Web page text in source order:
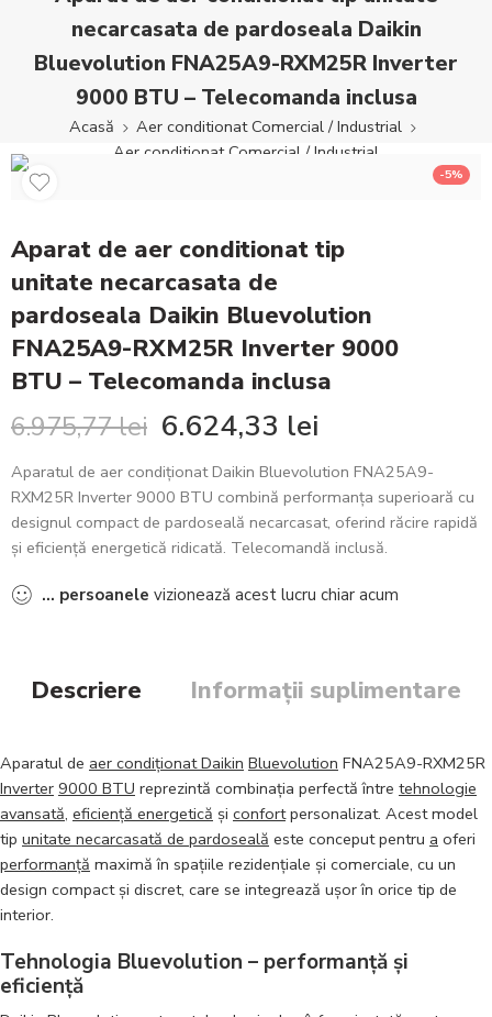
necarcasata de pardoseala Daikin
Bluevolution FNA25A9-RXM25R Inverter
9000 BTU – Telecomanda inclusa
Acasă
Aer conditionat Comercial / Industrial
Aer conditionat Comercial / Industrial
-5%
Aparat de aer conditionat tip
unitate necarcasata de
pardoseala Daikin Bluevolution
FNA25A9-RXM25R Inverter 9000
BTU – Telecomanda inclusa
6.975,77lei 6.624,33 lei
Aparatul de aer condiționat Daikin Bluevolution FNA25A9-
RXM25R Inverter 9000 BTU combină performanța superioară cu
designul compact de pardoseală necarcasat, oferind răcire rapidă
și eficiență energetică ridicată. Telecomandă inclusă.
... persoanele vizionează acest lucru chiar acum
Descriere Informații suplimentare
Aparatul de aer condiționat Daikin Bluevolution FNA25A9-RXM25R
Inverter 9000 BTU reprezintă combinația perfectă între tehnologie
avansată, eficiență energetică și confortpersonalizat. Acest model
tip unitate necarcasată de pardoseală este conceput pentru a oferi
performanță maximă în spațiile rezidențiale și comerciale, cu un
design compact și discret, care se integrează ușor în orice tip de
interior.
Tehnologia Bluevolution – performanță și
eficiență